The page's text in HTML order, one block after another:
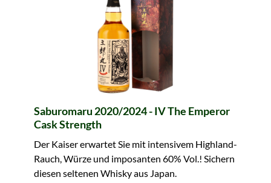
Saburomaru 2020/2024 - IV The Emperor
Cask Strength
Der Kaiser erwartet Sie mit intensivem Highland-
Rauch, Würze und imposanten 60% Vol.! Sichern
diesen seltenen Whisky aus Japan.